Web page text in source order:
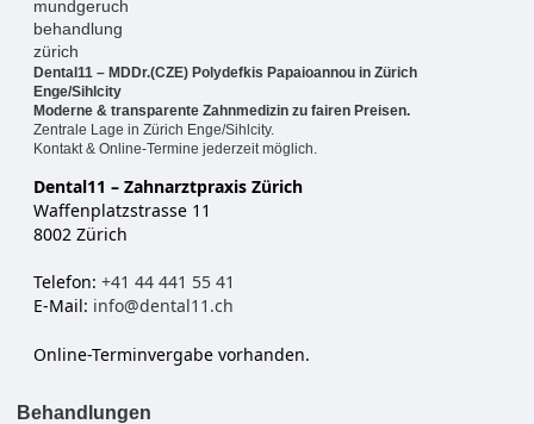
Dental11 – MDDr.(CZE) Polydefkis Papaioannou in Zürich
Enge/Sihlcity
Moderne & transparente Zahnmedizin zu fairen Preisen.
Zentrale Lage in Zürich Enge/Sihlcity.
Kontakt & Online-Termine jederzeit möglich.
Dental11 – Zahnarztpraxis Zürich
Waffenplatzstrasse 11
8002 Zürich
Telefon: +41 44 441 55 41
E-Mail: info@dental11.ch
Online-Terminvergabe vorhanden.
Behandlungen